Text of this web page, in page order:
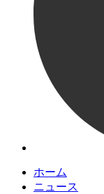
ホーム
ニュース